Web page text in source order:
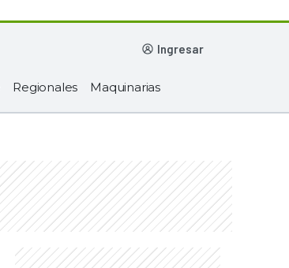
ingresar
Regionales Maquinarias